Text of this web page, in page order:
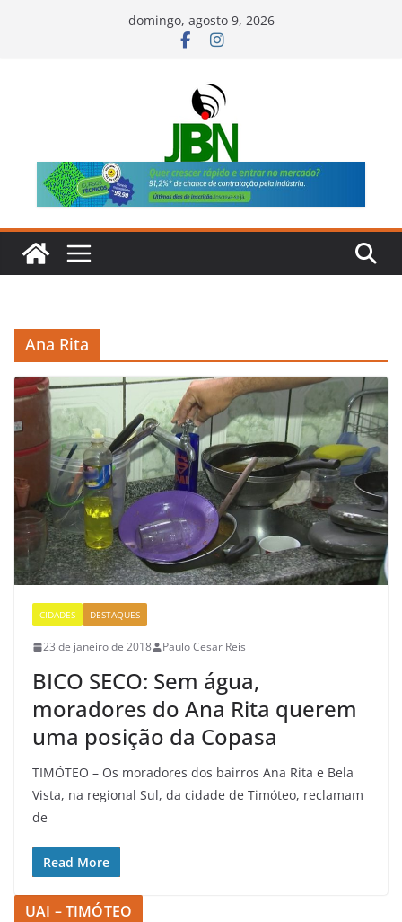
domingo, agosto 9, 2026
Ana Rita
CIDADES DESTAQUES
23 de janeiro de 2018 Paulo Cesar Reis
BICO SECO: Sem água,
moradores do Ana Rita querem
uma posição da Copasa
TIMÓTEO – Os moradores dos bairros Ana Rita e Bela
Vista, na regional Sul, da cidade de Timóteo, reclamam
de
Read More
UAI – TIMÓTEO